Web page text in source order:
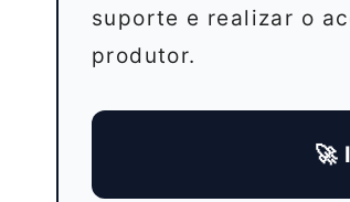
suporte e realizar o
produtor.
🚀